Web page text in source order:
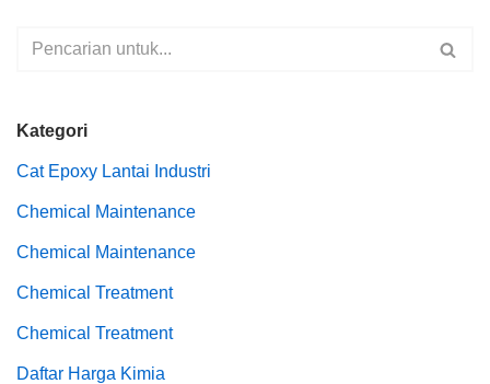
Kategori
Cat Epoxy Lantai Industri
Chemical Maintenance
Chemical Maintenance
Chemical Treatment
Chemical Treatment
Daftar Harga Kimia